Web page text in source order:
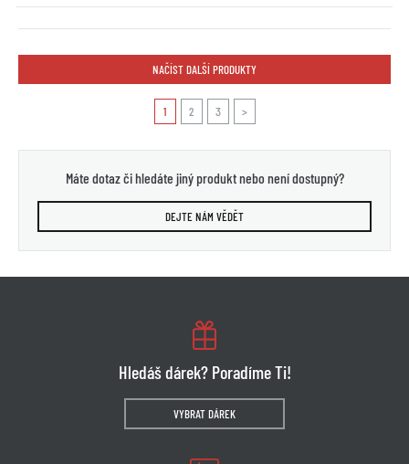
NAČÍST DALŠÍ PRODUKTY
1 2 3 >
Máte dotaz či hledáte jiný produkt nebo není dostupný?
DEJTE NÁM VĚDĚT
Hledáš dárek? Poradíme Ti!
VYBRAT DÁREK